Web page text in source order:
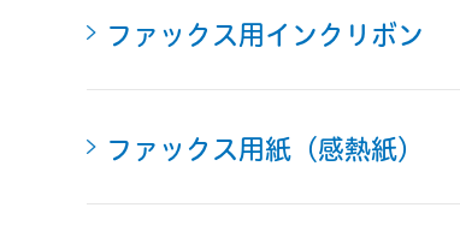
ファックス用インクリボン
ファックス用紙（感熱紙）